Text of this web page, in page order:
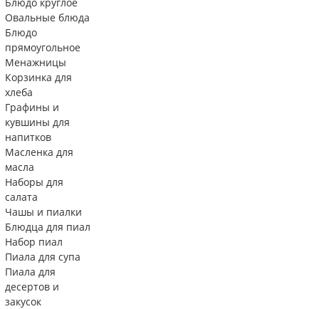
Овальные блюда
Блюдо
прямоугольное
Менажницы
Корзинка для
хлеба
Графины и
кувшины для
напитков
Масленка для
масла
Наборы для
салата
Чашы и пиалки
Блюдца для пиал
Набор пиал
Пиала для супа
Пиала для
десертов и
закусок